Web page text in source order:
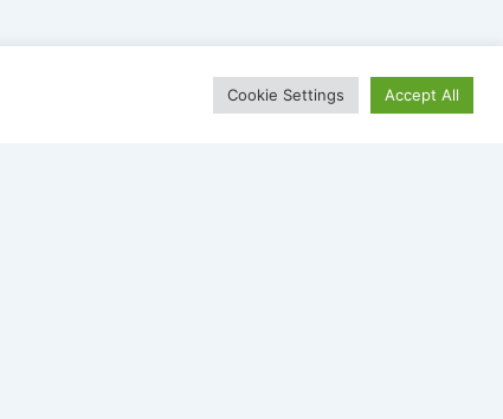
Cookie Settings Accept All